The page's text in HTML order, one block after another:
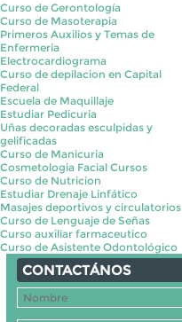
Curso de Gerontología
Curso de Masoterapia
Primeros Auxilios y Temas de
Enfermeria
Electrocardiograma
Curso de depilacion en Capital
Federal
Escuela de Maquillaje
Estudiar Pedicuria
Uñas decoradas esculpidas y
gelificadas
Curso de Manicuria
Cosmetologia Facial Cursos
Curso de Nutricion
Estudiar Drenaje Linfático
Masajes deportivos y circulatorios
Curso de Lenguaje de Señas
Curso auxiliar farmaceutico
Curso de Asistente Odontológico
CONTACTÁNOS